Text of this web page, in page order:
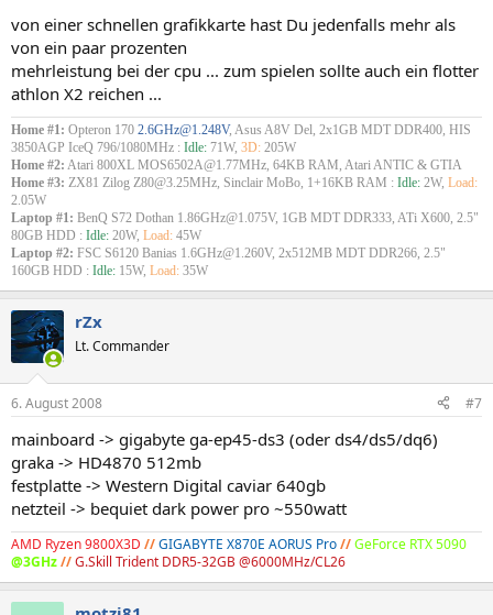
von einer schnellen grafikkarte hast Du jedenfalls mehr als
von ein paar prozenten
mehrleistung bei der cpu ... zum spielen sollte auch ein flotter
athlon X2 reichen ...
Home #1: Opteron 170 2.6GHz@1.248V, Asus A8V Del, 2x1GB MDT DDR400, HIS
3850AGP IceQ 796/1080MHz : Idle: 71W, 3D: 205W
Home #2: Atari 800XL MOS6502A@1.77MHz, 64KB RAM, Atari ANTIC & GTIA
Home #3: ZX81 Zilog Z80@3.25MHz, Sinclair MoBo, 1+16KB RAM : Idle: 2W, Load:
2.05W
Laptop #1: BenQ S72 Dothan 1.86GHz@1.075V, 1GB MDT DDR333, ATi X600, 2.5"
80GB HDD : Idle: 20W, Load: 45W
Laptop #2: FSC S6120 Banias 1.6GHz@1.260V, 2x512MB MDT DDR266, 2.5"
160GB HDD : Idle: 15W, Load: 35W
rZx
Lt. Commander
6. August 2008 #7
mainboard -> gigabyte ga-ep45-ds3 (oder ds4/ds5/dq6)
graka -> HD4870 512mb
festplatte -> Western Digital caviar 640gb
netzteil -> bequiet dark power pro ~550watt
AMD Ryzen 9800X3D //GIGABYTE X870E AORUS Pro//GeForce RTX 5090
@3GHz//G.Skill Trident DDR5-32GB @6000MHz/CL26